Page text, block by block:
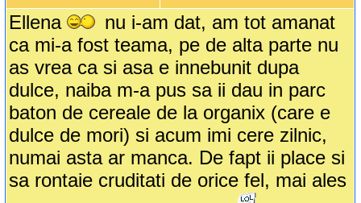
Ellena
nu i-am dat, am tot amanat
ca mi-a fost teama, pe de alta parte nu
as vrea ca si asa e innebunit dupa
dulce, naiba m-a pus sa ii dau in parc
baton de cereale de la organix (care e
dulce de mori) si acum imi cere zilnic,
numai asta ar manca. De fapt ii place si
sa rontaie cruditati de orice fel, mai ales